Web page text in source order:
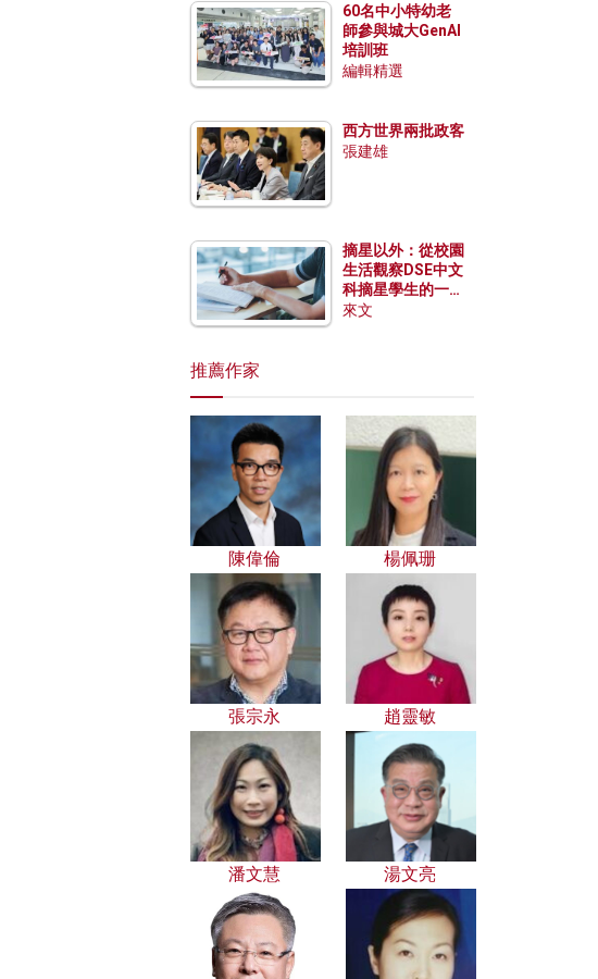
60名中小特幼老
師參與城大GenAI
培訓班
編輯精選
西方世界兩批政客
張建雄
摘星以外：從校園
生活觀察DSE中文
科摘星學生的一點
特質
來文
推薦作家
陳偉倫 楊佩珊
張宗永 趙靈敏
潘文慧 湯文亮